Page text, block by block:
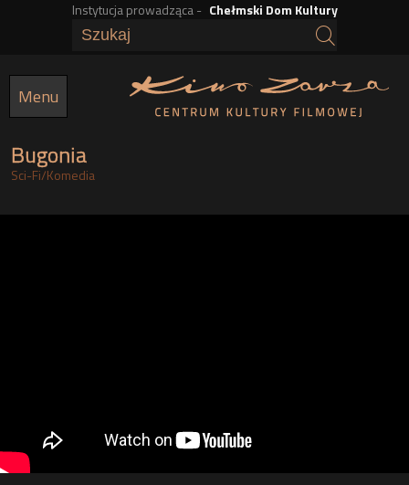
Przejdź
treści
Instytucja prowadząca - Chełmski Dom Kultury
Menu
Bugonia
Sci-Fi/Komedia